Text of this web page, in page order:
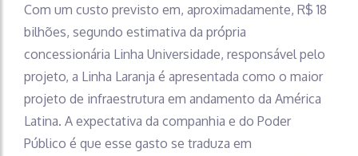
Com um custo previsto em, aproximadamente, R$ 18
bilhões, segundo estimativa da própria
concessionária Linha Universidade, responsável pelo
projeto, a Linha Laranja é apresentada como o maior
projeto de infraestrutura em andamento da América
Latina. A expectativa da companhia e do Poder
Público é que esse gasto se traduza em